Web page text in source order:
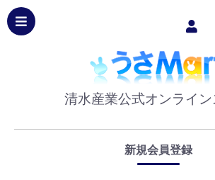
清水産業公式オンライ
新規会員登録